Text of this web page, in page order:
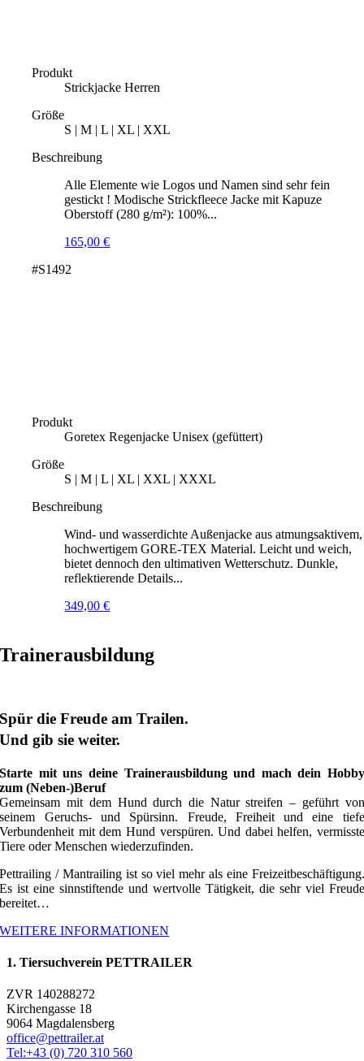
Produkt
Strickjacke Herren
Größe
S | M | L | XL | XXL
Beschreibung
Alle Elemente wie Logos und Namen sind sehr fein
gestickt ! Modische Strickfleece Jacke mit Kapuze
Oberstoff (280 g/m²): 100%...
165,00€
#S1492
Produkt
Goretex Regenjacke Unisex (gefüttert)
Größe
S | M | L | XL | XXL | XXXL
Beschreibung
Wind- und wasserdichte Außenjacke aus atmungsaktivem,
hochwertigem GORE-TEX Material. Leicht und weich,
bietet dennoch den ultimativen Wetterschutz. Dunkle,
reflektierende Details...
349,00€
Trainerausbildung
Spür die Freude am Trailen.
Und gib sie weiter.
Starte mit uns deine Trainerausbildung und mach dein Hobby
zum (Neben-)Beruf
Gemeinsam mit dem Hund durch die Natur streifen – geführt von
seinem Geruchs- und Spürsinn. Freude, Freiheit und eine tiefe
Verbundenheit mit dem Hund verspüren. Und dabei helfen, vermisste
Tiere oder Menschen wiederzufinden.
Pettrailing / Mantrailing ist so viel mehr als eine Freizeitbeschäftigung.
Es ist eine sinnstiftende und wertvolle Tätigkeit, die sehr viel Freude
bereitet…
WEITERE INFORMATIONEN
1. Tiersuchverein PETTRAILER
ZVR 140288272
Kirchengasse 18
9064 Magdalensberg
office@pettrailer.at
Tel:+43 (0) 720 310 560